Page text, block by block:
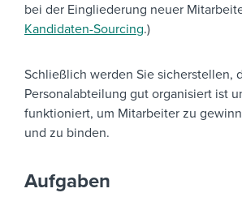
bei der Eingliederung neuer
Kandidaten-Sourcing.)
Schließlich werden Sie sicherstellen,
Personalabteilung gut organisiert ist
funktioniert, um Mitarbeiter zu
und zu binden.
Aufgaben